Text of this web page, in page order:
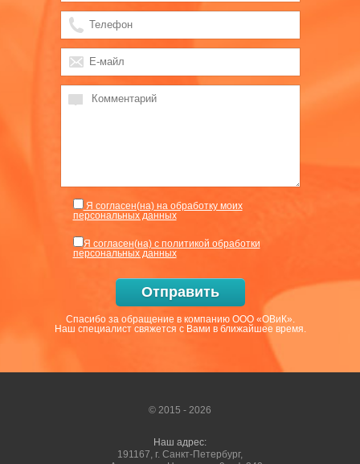
Я согласен(на) на обработку моих
персональных данных
Я согласен(на) с политикой обработки
персональных данных
Отправить
Спасибо за обращение в компанию ООО «ОВиК».
Наш специалист свяжется с Вами в ближайшее время.
© 2015 - 2026
Наш адрес:
191167, г. Санкт-Петербург,